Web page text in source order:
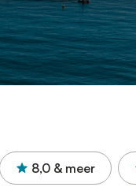
8,0 & meer